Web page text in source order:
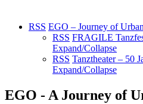
RSS EGO – Journey of
RSS FRAGILE
Expand/Collapse
RSS Tanztheater – 50
Expand/Collapse
EGO - A Journey of